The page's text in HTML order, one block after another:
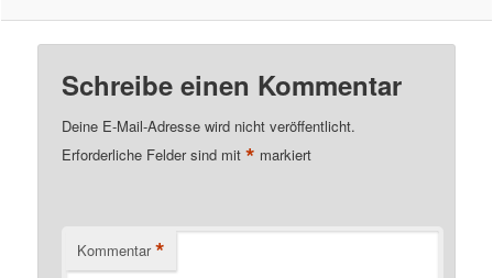
Schreibe einen Kommentar
Deine E-Mail-Adresse wird nicht veröffentlicht.
Erforderliche Felder sind mit* markiert
Kommentar *